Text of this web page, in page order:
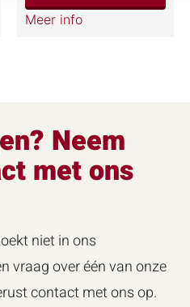
Meer info
Neem
met ons
niet in ons
vraag over één van onze
contact met ons op.